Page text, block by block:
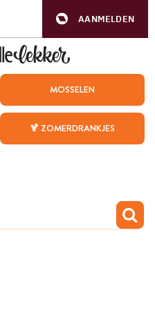
AANMELDEN
MOSSELEN
🍹 ZOMERDRANKJES